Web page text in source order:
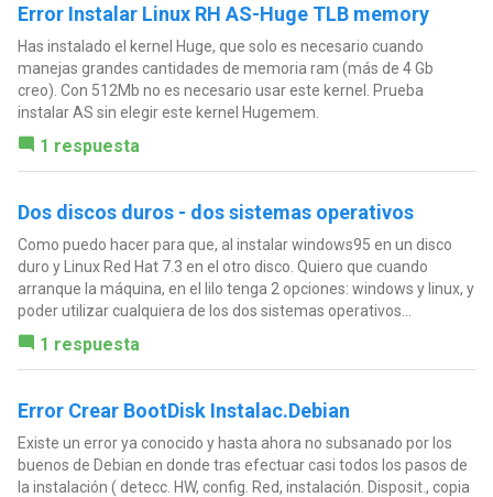
Error Instalar Linux RH AS-Huge TLB memory
Has instalado el kernel Huge, que solo es necesario cuando
manejas grandes cantidades de memoria ram (más de 4 Gb
creo). Con 512Mb no es necesario usar este kernel. Prueba
instalar AS sin elegir este kernel Hugemem.
1 respuesta
Dos discos duros - dos sistemas operativos
Como puedo hacer para que, al instalar windows95 en un disco
duro y Linux Red Hat 7.3 en el otro disco. Quiero que cuando
arranque la máquina, en el lilo tenga 2 opciones: windows y linux, y
poder utilizar cualquiera de los dos sistemas operativos...
1 respuesta
Error Crear BootDisk Instalac.Debian
Existe un error ya conocido y hasta ahora no subsanado por los
buenos de Debian en donde tras efectuar casi todos los pasos de
la instalación ( detecc. HW, config. Red, instalación. Disposit., copia